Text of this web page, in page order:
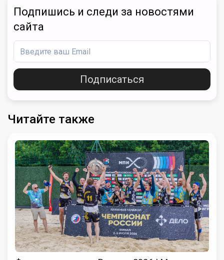
Подпишись и следи за новостями
сайта
Подписаться
Читайте также